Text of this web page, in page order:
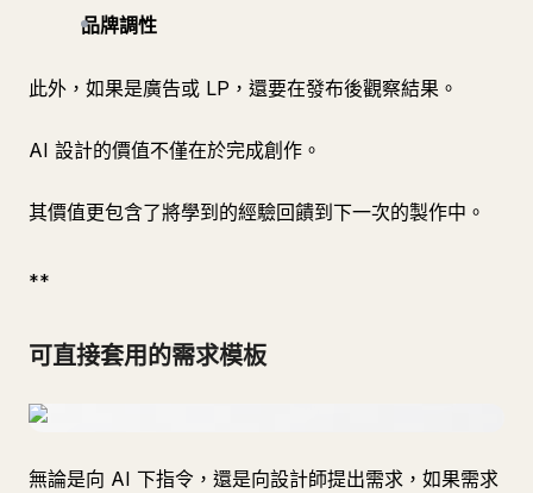
品牌調性
此外，如果是廣告或 LP，還要在發布後觀察結果。
AI 設計的價值不僅在於完成創作。
其價值更包含了將學到的經驗回饋到下一次的製作中。
**
可直接套用的需求模板
無論是向 AI 下指令，還是向設計師提出需求，如果需求